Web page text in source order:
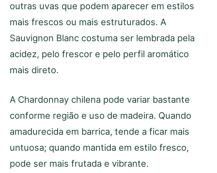
outras uvas que podem aparecer em estilos
mais frescos ou mais estruturados. A
Sauvignon Blanc costuma ser lembrada pela
acidez, pelo frescor e pelo perfil aromático
mais direto.
A Chardonnay chilena pode variar bastante
conforme região e uso de madeira. Quando
amadurecida em barrica, tende a ficar mais
untuosa; quando mantida em estilo fresco,
pode ser mais frutada e vibrante.